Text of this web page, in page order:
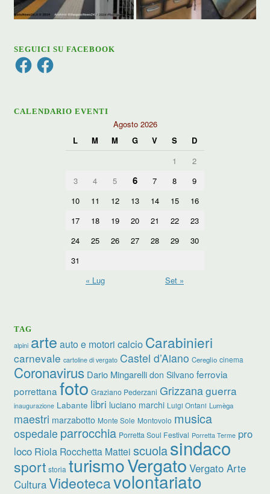
SEGUICI SU FACEBOOK
FacebookFacebook
CALENDARIO EVENTI
Agosto 2026
L
M M G V S
D
1
2
3
4 5 6 7 8
9
10
11 12 13 14 15
16
17
18 19 20 21 22
23
24
25 26 27 28 29
30
31
« Lug
Set »
TAG
alpini arte auto e motori calcio Carabinieri
carnevale cartoline di vergato Castel d’Aiano Cereglio cinema
Coronavirus Dario Mingarelli don Silvano ferrovia
porrettana foto Graziano Pederzani Grizzanaguerra
inaugurazione Labante libri luciano marchi Luigi Ontani Lumèga
maestri marzabotto Monte Sole Montovolo musica
ospedale parrocchia Porretta Soul Festival Porretta Terme pro
loco Riola Rocchetta Mattei scuolasindaco
sport storia turismoVergato Vergato Arte
CulturaVideotecavolontariato